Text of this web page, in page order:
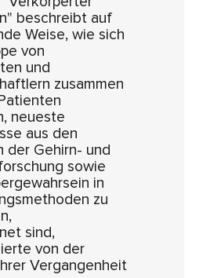
beschreibt auf
Weise, wie sich
von
und
zusammen
neueste
aus den
der Gehirn- und
sowie
in
zu
sind,
von der
Vergangenheit